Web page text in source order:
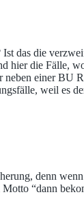
Ist das die
hier die Fälle,
neben einer BU
weil es
denn
“dann